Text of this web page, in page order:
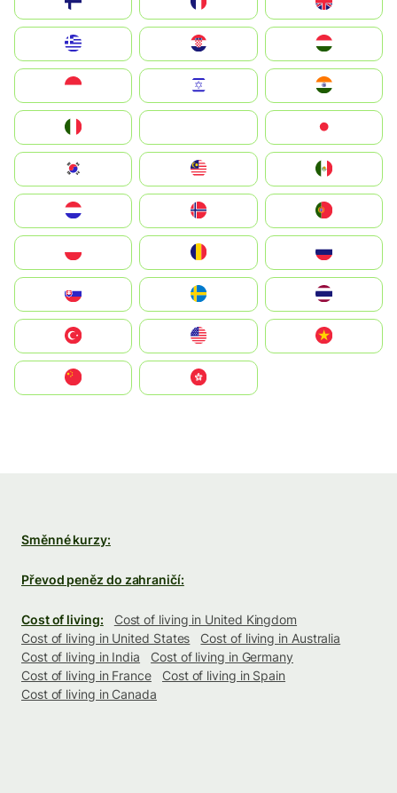
Magyarország
South Korea
United States
中國香港特別行政區
Směnné kurzy:
Převod peněz do zahraničí:
Cost of living:
Cost of living in United Kingdom
Cost of living in United States
Cost of living in Australia
Cost of living in India
Cost of living in Germany
Cost of living in France
Cost of living in Spain
Cost of living in Canada